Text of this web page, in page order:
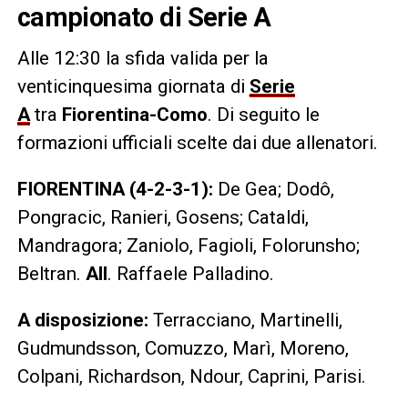
campionato di Serie A
Alle 12:30 la sfida valida per la
venticinquesima giornata di Serie
Atra Fiorentina-Como. Di seguito le
formazioni ufficiali scelte dai due allenatori.
FIORENTINA (4-2-3-1): De Gea; Dodô,
Pongracic, Ranieri, Gosens; Cataldi,
Mandragora; Zaniolo, Fagioli, Folorunsho;
Beltran. All. Raffaele Palladino.
A disposizione: Terracciano, Martinelli,
Gudmundsson, Comuzzo, Marì, Moreno,
Colpani, Richardson, Ndour, Caprini, Parisi.